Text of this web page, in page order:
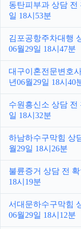
동탄피부과 상담 전
일 18시53분
김포공항주차대행
06월29일 18시47분
대구이혼전문변호
년06월29일 18시40
수원흥신소 상담 전
일 18시32분
하남하수구막힘 상
월29일 18시26분
불륜증거 상담 전
18시19분
서대문하수구막힘
06월29일 18시12분